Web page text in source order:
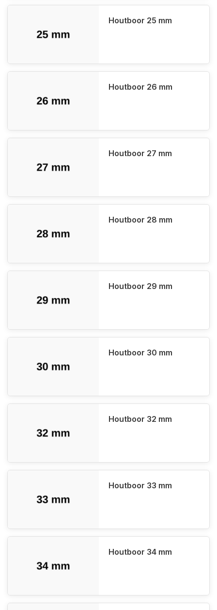
Houtboor 25 mm
Houtboor 26 mm
Houtboor 27 mm
Houtboor 28 mm
Houtboor 29 mm
Houtboor 30 mm
Houtboor 32 mm
Houtboor 33 mm
Houtboor 34 mm